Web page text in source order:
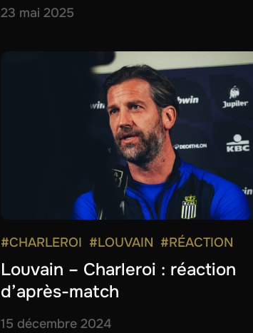
23 mai 2025
#CHARLEROI #LOUVAIN #RÉACTION
Louvain – Charleroi : réaction
d’après-match
15 décembre 2024